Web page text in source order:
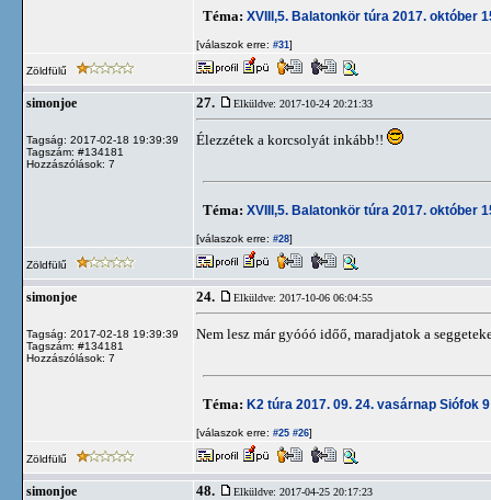
Téma: XVIII,5. Balatonkör túra 2017. október
[válaszok erre: #31]
Zöldfülű
simonjoe
Tagság: 2017-02-18 19:39:39
Tagszám: #134181
Hozzászólások: 7
27. Elküldve: 2017-10-24 20:21:33
Élezzétek a korcsolyát inkább!!
Téma: XVIII,5. Balatonkör túra 2017. október
[válaszok erre: #28]
Zöldfülű
simonjoe
Tagság: 2017-02-18 19:39:39
Tagszám: #134181
Hozzászólások: 7
24. Elküldve: 2017-10-06 06:04:55
Nem lesz már gyóóó időő, maradjatok a
Téma: K2 túra 2017. 09. 24. vasárnap Siófok
[válaszok erre: #25 #26]
Zöldfülű
simonjoe 48. Elküldve: 2017-04-25 20:17:23